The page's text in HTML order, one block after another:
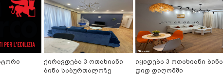
ქირავდება 3 ოთახიანი
ბინა საბურთალოზე
იყიდება 3 ოთახიანი ბინა
დიდ დიღომში